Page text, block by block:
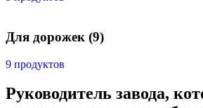
Для дорожек (9)
9 продуктов
Руководитель завода,